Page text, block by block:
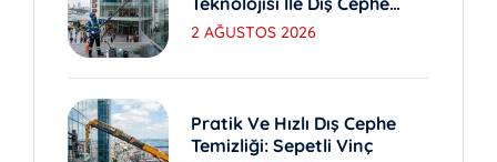
Yıkama
2 AĞUSTOS 2026
Pratik Ve Hızlı Dış Cephe
Temizliği: Sepetli Vinç